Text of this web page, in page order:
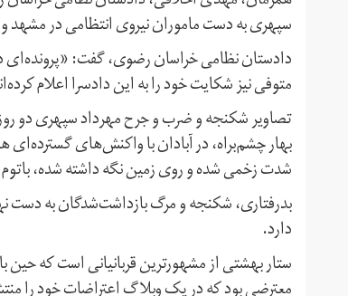
سپهری به دست ماموران نیروی انتظامی در مشهد
دادستان نظامی خراسان رضوی، گفت: «پرونده‌ای
متوفی نیز شکایت خود را به این دادسرا اعلام
تصاویر شکنجه و ضرب و جرح مهرداد سپهری دو
بهار چشم‌براه، در آبادان با واکنش‌های
شدت زخمی شده و روی زمین نگه داشته شده،
بدرفتاری، شکنجه و مرگ بازداشت‌شدگان به دست
دارد.
ستار بهشتی از مشهور‌ترین قربانیانی است که